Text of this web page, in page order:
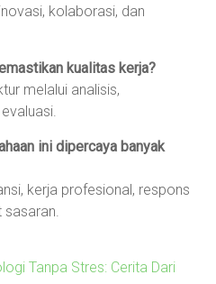
kolaborasi, dan
kualitas kerja?
melalui analisis,
ini dipercaya banyak
kerja profesional, respons
sasaran.
Tanpa Stres: Cerita Dari